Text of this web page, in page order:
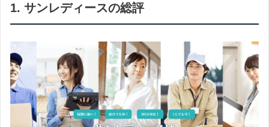
1. サンレディースの総評